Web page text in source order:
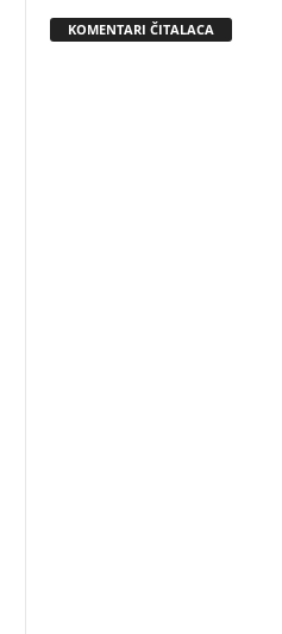
KOMENTARI ČITALACA